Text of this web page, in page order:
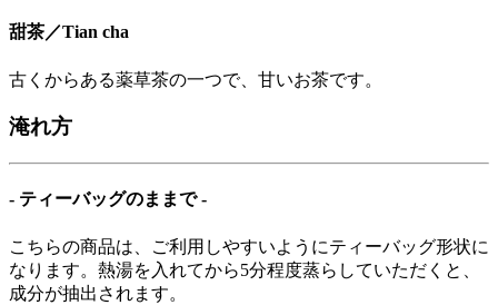
甜茶／Tian cha
古くからある薬草茶の一つで、甘いお茶です。
淹れ方
- ティーバッグのままで -
こちらの商品は、ご利用しやすいようにティーバッグ形状に
なります。熱湯を入れてから5分程度蒸らしていただくと、
成分が抽出されます。